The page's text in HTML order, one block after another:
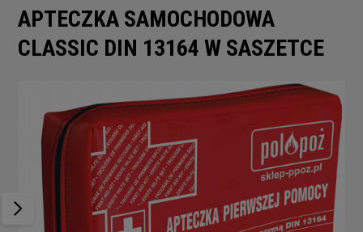
APTECZKA SAMOCHODOWA
CLASSIC DIN 13164 W SASZETCE